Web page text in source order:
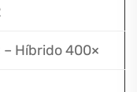
– Híbrido 400×